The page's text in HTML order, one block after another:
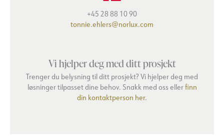
+45 28 88 10 90
tonnie.ehlers@norlux.com
Vi hjelper deg med ditt prosjekt
Trenger du belysning til ditt prosjekt? Vi hjelper deg med
løsninger tilpasset dine behov. Snakk med oss ellerfinn
din kontaktperson her.